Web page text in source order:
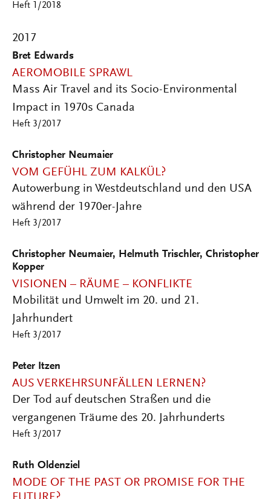
Heft 1/2018
2017
Bret Edwards
AEROMOBILE SPRAWL
Mass Air Travel and its Socio-Environmental
Impact in 1970s Canada
Heft 3/2017
Christopher Neumaier
VOM GEFÜHL ZUM KALKÜL?
Autowerbung in Westdeutschland und den USA
während der 1970er-Jahre
Heft 3/2017
Christopher Neumaier, Helmuth Trischler, Christopher
Kopper
VISIONEN – RÄUME – KONFLIKTE
Mobilität und Umwelt im 20. und 21.
Jahrhundert
Heft 3/2017
Peter Itzen
AUS VERKEHRSUNFÄLLEN LERNEN?
Der Tod auf deutschen Straßen und die
vergangenen Träume des 20. Jahrhunderts
Heft 3/2017
Ruth Oldenziel
MODE OF THE PAST OR PROMISE FOR THE